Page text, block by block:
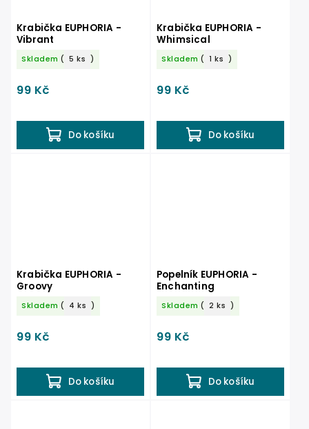
Krabička EUPHORIA -
Vibrant
Skladem ( 5 ks )
99 Kč
Do košíku
Krabička EUPHORIA -
Whimsical
Skladem ( 1 ks )
99 Kč
Do košíku
Krabička EUPHORIA -
Groovy
Skladem ( 4 ks )
99 Kč
Do košíku
Popelník EUPHORIA -
Enchanting
Skladem ( 2 ks )
99 Kč
Do košíku